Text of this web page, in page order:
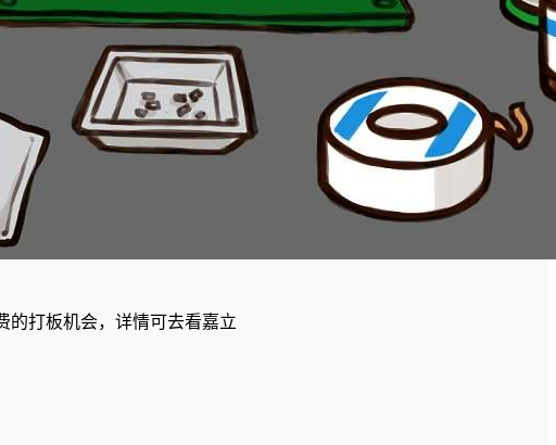
的打板机会，详情可去看嘉立